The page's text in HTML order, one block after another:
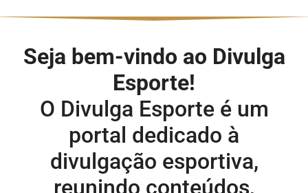
Seja bem-vindo ao Divulga
Esporte!
O Divulga Esporte é um
portal dedicado à
divulgação esportiva,
reunindo conteúdos,